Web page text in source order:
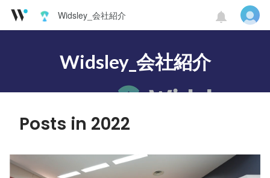
Widsley_会社紹介
Widsley_会社紹介
Posts in 2022